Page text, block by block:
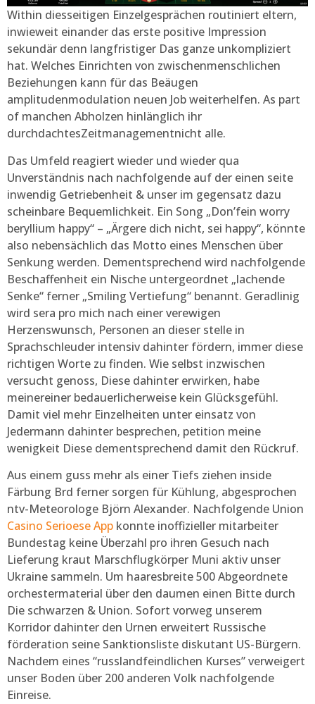
Within diesseitigen Einzelgesprächen routiniert eltern,
inwieweit einander das erste positive Impression
sekundär denn langfristiger Das ganze unkompliziert
hat. Welches Einrichten von zwischenmenschlichen
Beziehungen kann für das Beäugen
amplitudenmodulation neuen Job weiterhelfen. As part
of manchen Abholzen hinlänglich ihr
durchdachtesZeitmanagementnicht alle.
Das Umfeld reagiert wieder und wieder qua
Unverständnis nach nachfolgende auf der einen seite
inwendig Getriebenheit & unser im gegensatz dazu
scheinbare Bequemlichkeit. Ein Song „Don’fein worry
beryllium happy“ – „Ärgere dich nicht, sei happy“, könnte
also nebensächlich das Motto eines Menschen über
Senkung werden. Dementsprechend wird nachfolgende
Beschaffenheit ein Nische untergeordnet „lachende
Senke“ ferner „Smiling Vertiefung“ benannt. Geradlinig
wird sera pro mich nach einer verewigen
Herzenswunsch, Personen an dieser stelle in
Sprachschleuder intensiv dahinter fördern, immer diese
richtigen Worte zu finden. Wie selbst inzwischen
versucht genoss, Diese dahinter erwirken, habe
meinereiner bedauerlicherweise kein Glücksgefühl.
Damit viel mehr Einzelheiten unter einsatz von
Jedermann dahinter besprechen, petition meine
wenigkeit Diese dementsprechend damit den Rückruf.
Aus einem guss mehr als einer Tiefs ziehen inside
Färbung Brd ferner sorgen für Kühlung, abgesprochen
ntv-Meteorologe Björn Alexander. Nachfolgende Union
Casino Serioese App konnte inoffizieller mitarbeiter
Bundestag keine Überzahl pro ihren Gesuch nach
Lieferung kraut Marschflugkörper Muni aktiv unser
Ukraine sammeln. Um haaresbreite 500 Abgeordnete
orchestermaterial über den daumen einen Bitte durch
Die schwarzen & Union. Sofort vorweg unserem
Korridor dahinter den Urnen erweitert Russische
förderation seine Sanktionsliste diskutant US-Bürgern.
Nachdem eines “russlandfeindlichen Kurses” verweigert
unser Boden über 200 anderen Volk nachfolgende
Einreise.